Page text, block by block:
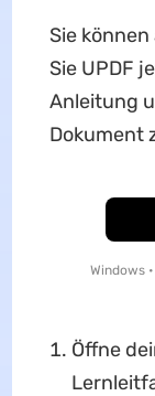
Sie
Sie UPDF
Anleitung
Dokument
Windows
Öffne